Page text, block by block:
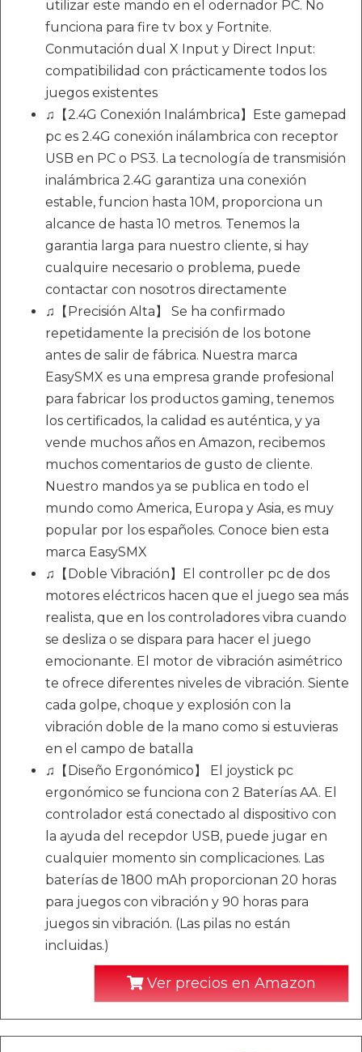
utilizar este mando en el odernador PC. No
funciona para fire tv box y Fortnite.
Conmutación dual X Input y Direct Input:
compatibilidad con prácticamente todos los
juegos existentes
♫【2.4G Conexión Inalámbrica】Este gamepad
pc es 2.4G conexión inálambrica con receptor
USB en PC o PS3. La tecnología de transmisión
inalámbrica 2.4G garantiza una conexión
estable, funcion hasta 10M, proporciona un
alcance de hasta 10 metros. Tenemos la
garantia larga para nuestro cliente, si hay
cualquire necesario o problema, puede
contactar con nosotros directamente
♫【Precisión Alta】 Se ha confirmado
repetidamente la precisión de los botone
antes de salir de fábrica. Nuestra marca
EasySMX es una empresa grande profesional
para fabricar los productos gaming, tenemos
los certificados, la calidad es auténtica, y ya
vende muchos años en Amazon, recibemos
muchos comentarios de gusto de cliente.
Nuestro mandos ya se publica en todo el
mundo como America, Europa y Asia, es muy
popular por los españoles. Conoce bien esta
marca EasySMX
♫【Doble Vibración】El controller pc de dos
motores eléctricos hacen que el juego sea más
realista, que en los controladores vibra cuando
se desliza o se dispara para hacer el juego
emocionante. El motor de vibración asimétrico
te ofrece diferentes niveles de vibración. Siente
cada golpe, choque y explosión con la
vibración doble de la mano como si estuvieras
en el campo de batalla
♫【Diseño Ergonómico】 El joystick pc
ergonómico se funciona con 2 Baterías AA. El
controlador está conectado al dispositivo con
la ayuda del recepdor USB, puede jugar en
cualquier momento sin complicaciones. Las
baterías de 1800 mAh proporcionan 20 horas
para juegos con vibración y 90 horas para
juegos sin vibración. (Las pilas no están
incluidas.)
Ver precios en Amazon